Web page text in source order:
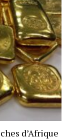
d’Afrique